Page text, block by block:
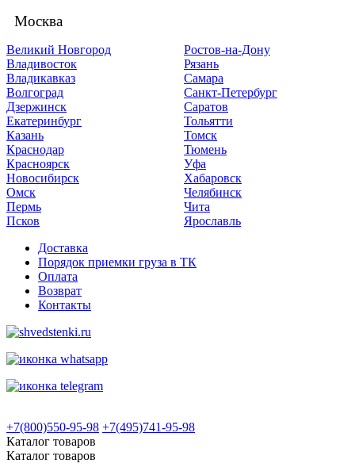
Москва
Великий Новгород
Владивосток
Владикавказ
Волгоград
Дзержинск
Екатеринбург
Казань
Краснодар
Красноярск
Новосибирск
Омск
Пермь
Псков
Ростов-на-Дону
Рязань
Самара
Санкт-Петербург
Саратов
Тольятти
Томск
Тюмень
Уфа
Хабаровск
Челябинск
Чита
Ярославль
Доставка
Порядок приемки груза в ТК
Оплата
Возврат
Контакты
+7(800)550-95-98 +7(495)741-95-98
Каталог товаров
Каталог товаров